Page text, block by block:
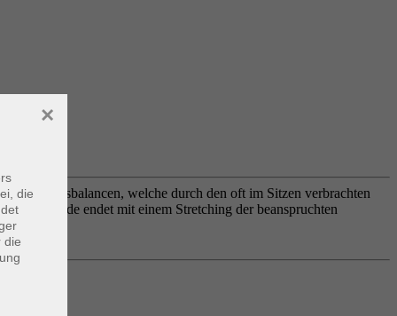
Dysbalancen, welche durch den oft im Sitzen verbrachten
Die Stunde endet mit einem Stretching der beanspruchten
die
die
×